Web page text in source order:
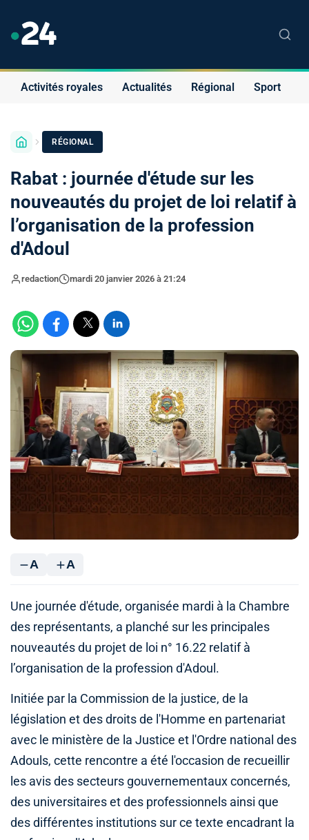
Activités royales Actualités Régional Sport
RÉGIONAL
Rabat : journée d'étude sur les
nouveautés du projet de loi relatif à
l’organisation de la profession
d'Adoul
redaction mardi 20 janvier 2026 à 21:24
A A
Une journée d'étude, organisée mardi à la Chambre
des représentants, a planché sur les principales
nouveautés du projet de loi n° 16.22 relatif à
l’organisation de la profession d'Adoul.
Initiée par la Commission de la justice, de la
législation et des droits de l'Homme en partenariat
avec le ministère de la Justice et l'Ordre national des
Adouls, cette rencontre a été l'occasion de recueillir
les avis des secteurs gouvernementaux concernés,
des universitaires et des professionnels ainsi que
des différentes institutions sur ce texte encadrant la